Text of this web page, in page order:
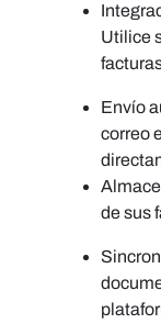
Utilice
Envío
correo
de sus